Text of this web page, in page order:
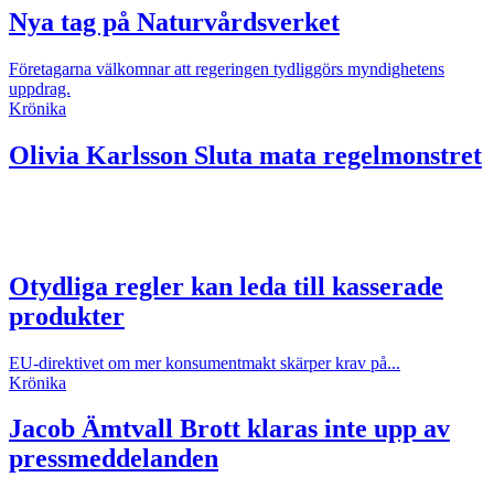
Nya tag på Naturvårdsverket
Företagarna välkomnar att regeringen tydliggörs myndighetens
uppdrag.
Krönika
Olivia Karlsson Sluta mata regelmonstret
Otydliga regler kan leda till kasserade
produkter
EU-direktivet om mer konsumentmakt skärper krav på...
Krönika
Jacob Ämtvall Brott klaras inte upp av
pressmeddelanden